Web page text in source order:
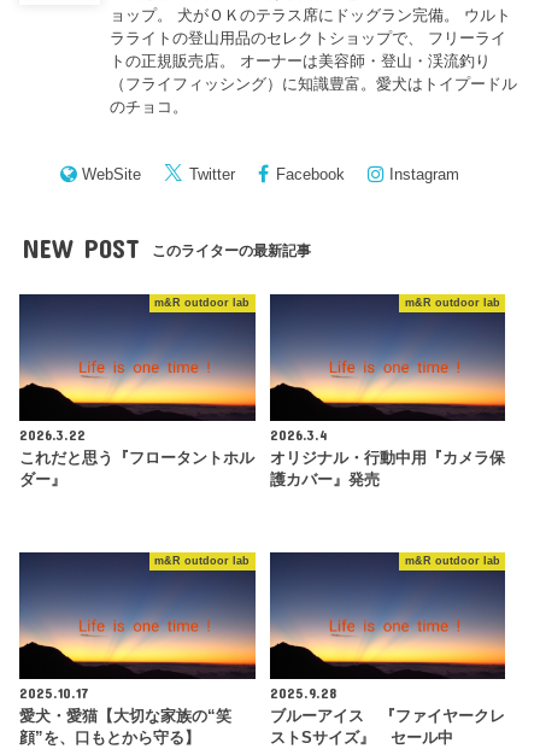
ョップ。 犬がＯＫのテラス席にドッグラン完備。 ウルト
ラライトの登山用品のセレクトショップで、 フリーライ
トの正規販売店。 オーナーは美容師・登山・渓流釣り
（フライフィッシング）に知識豊富。愛犬はトイプードル
のチョコ。
WebSite Twitter Facebook Instagram
NEW POST このライターの最新記事
m&R outdoor lab
2026.3.22
これだと思う『フロータントホル
ダー』
m&R outdoor lab
2026.3.4
オリジナル・行動中用『カメラ保
護カバー』発売
m&R outdoor lab
2025.10.17
愛犬・愛猫【大切な家族の“笑
顔”を、口もとから守る】
m&R outdoor lab
2025.9.28
ブルーアイス 『ファイヤークレ
ストSサイズ』 セール中